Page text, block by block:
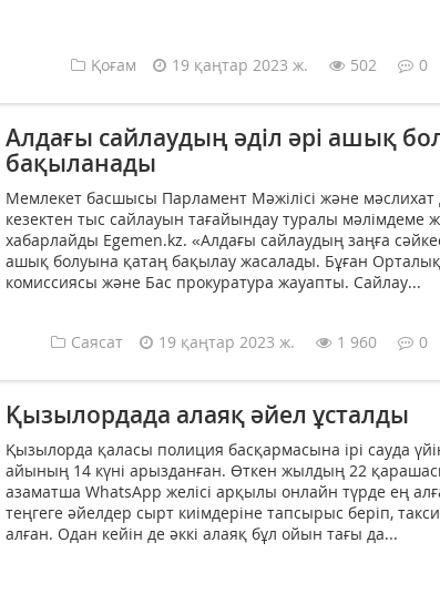
Қоғам 19 қаңтар 2023 ж. 502 0
Алдағы сайлаудың әділ әрі ашық
бақыланады
Мемлекет басшысы Парламент Мәжілісі және
кезектен тыс сайлауын тағайындау туралы мәлімдеме
хабарлайды Egemen.kz. «Алдағы сайлаудың заңға сәйкес
ашық болуына қатаң бақылау жасалады. Бұған
комиссиясы және Бас прокуратура жауапты. Сайлау...
Саясат 19 қаңтар 2023 ж. 1 960 0
Қызылордада алаяқ әйел ұсталды
Қызылорда қаласы полиция басқармасына ірі сауда
айының 14 күні арызданған. Өткен жылдың 22 қарашасы
азаматша WhatsApp желісі арқылы онлайн түрде ең
теңгеге әйелдер сырт киімдеріне тапсырыс беріп,
алған. Одан кейін де әккі алаяқ бұл ойын тағы да...